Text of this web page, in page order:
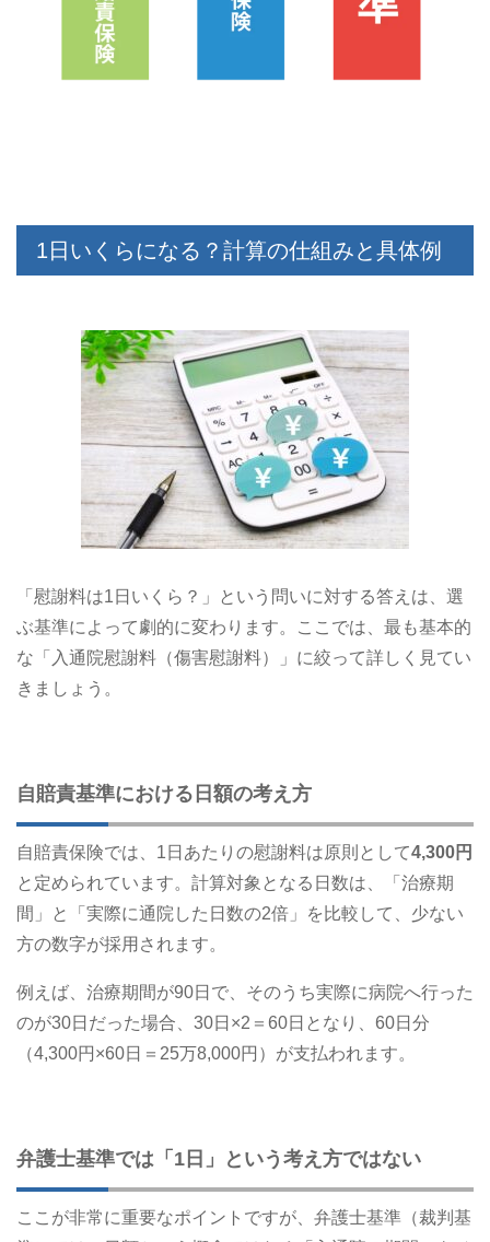
1日いくらになる？計算の仕組みと具体例
「慰謝料は1日いくら？」という問いに対する答えは、選
ぶ基準によって劇的に変わります。ここでは、最も基本的
な「入通院慰謝料（傷害慰謝料）」に絞って詳しく見てい
きましょう。
自賠責基準における日額の考え方
自賠責保険では、1日あたりの慰謝料は原則として4,300円
と定められています。計算対象となる日数は、「治療期
間」と「実際に通院した日数の2倍」を比較して、少ない
方の数字が採用されます。
例えば、治療期間が90日で、そのうち実際に病院へ行った
のが30日だった場合、30日×2＝60日となり、60日分
（4,300円×60日＝25万8,000円）が支払われます。
弁護士基準では「1日」という考え方ではない
ここが非常に重要なポイントですが、弁護士基準（裁判基